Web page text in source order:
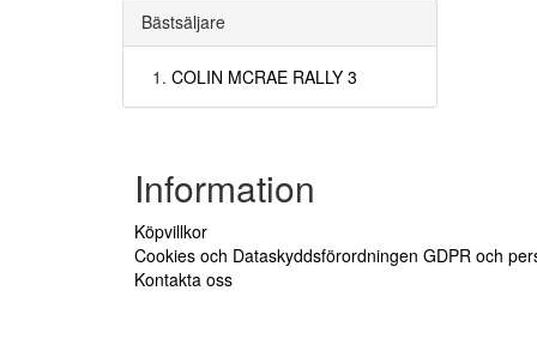
Bästsäljare
COLIN MCRAE RALLY 3
Information
Köpvillkor
Cookies och Dataskyddsförordningen GDPR och
Kontakta oss